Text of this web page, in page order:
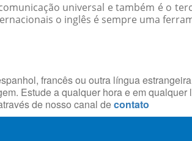
universal e também é o
o inglês é sempre uma
francês ou outra língua
Estude a qualquer hora e em
de nosso canal decontato